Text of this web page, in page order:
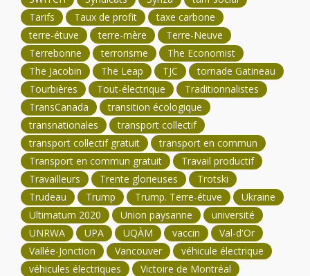
Tarifs
Taux de profit
taxe carbone
terre-étuve
terre-mère
Terre-Neuve
Terrebonne
terrorisme
The Economist
The Jacobin
The Leap TJC
tornade Gatineau
Tourbières
Tout-électrique
Traditionnalistes
TransCanada
transition écologique
transnationales
transport collectif
transport collectif gratuit
transport en commun
Transport en commun gratuit
Travail productif
Travailleurs
Trente glorieuses
Trotski
Trudeau
Trump Trump. Terre-étuve
Ukraine
Ultimatum 2020
Union paysanne
université
UNRWA
UPA UQÀM vaccin
Val-d'Or
Vallée-Jonction
Vancouver
véhicule électrique
véhicules électriques
Victoire de Montréal